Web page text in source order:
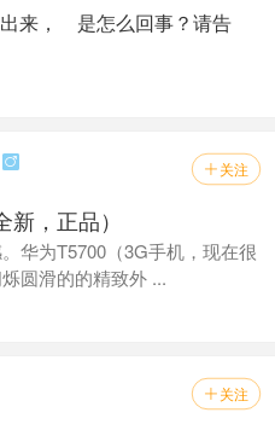
来， 是怎么回事？请告
 关注

，正品）
华为T5700（3G手机，现在很
圆滑的的精致外 ...
 关注